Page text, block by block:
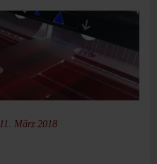
11. März 2018